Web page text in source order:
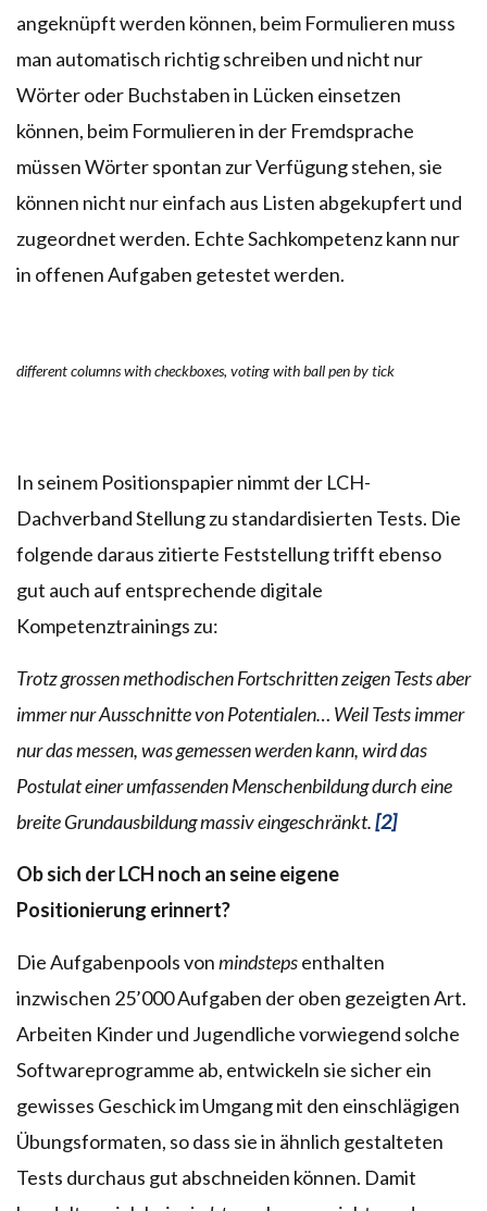
angeknüpft werden können, beim Formulieren muss
man automatisch richtig schreiben und nicht nur
Wörter oder Buchstaben in Lücken einsetzen
können, beim Formulieren in der Fremdsprache
müssen Wörter spontan zur Verfügung stehen, sie
können nicht nur einfach aus Listen abgekupfert und
zugeordnet werden. Echte Sachkompetenz kann nur
in offenen Aufgaben getestet werden.
different columns with checkboxes, voting with ball pen by tick
In seinem Positionspapier nimmt der LCH-
Dachverband Stellung zu standardisierten Tests. Die
folgende daraus zitierte Feststellung trifft ebenso
gut auch auf entsprechende digitale
Kompetenztrainings zu:
Trotz grossen methodischen Fortschritten zeigen Tests aber
immer nur Ausschnitte von Potentialen… Weil Tests immer
nur das messen, was gemessen werden kann, wird das
Postulat einer umfassenden Menschenbildung durch eine
breite Grundausbildung massiv eingeschränkt.[2]
Ob sich der LCH noch an seine eigene
Positionierung erinnert?
Die Aufgabenpools vonmindstepsenthalten
inzwischen 25’000 Aufgaben der oben gezeigten Art.
Arbeiten Kinder und Jugendliche vorwiegend solche
Softwareprogramme ab, entwickeln sie sicher ein
gewisses Geschick im Umgang mit den einschlägigen
Übungsformaten, so dass sie in ähnlich gestalteten
Tests durchaus gut abschneiden können. Damit